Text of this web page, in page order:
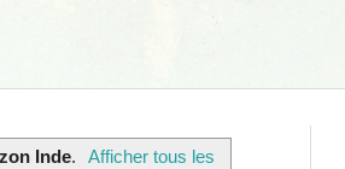
Inde.
Afficher tous les